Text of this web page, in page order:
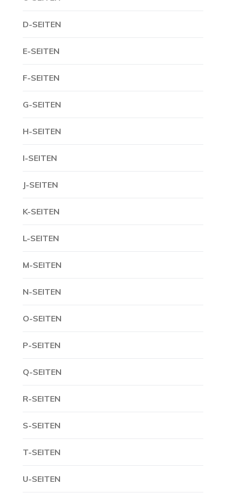
D-SEITEN
E-SEITEN
F-SEITEN
G-SEITEN
H-SEITEN
I-SEITEN
J-SEITEN
K-SEITEN
L-SEITEN
M-SEITEN
N-SEITEN
O-SEITEN
P-SEITEN
Q-SEITEN
R-SEITEN
S-SEITEN
T-SEITEN
U-SEITEN